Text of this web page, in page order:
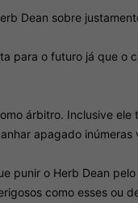
se for o Aspinall, que é pra
Dean sobre
para o futuro já que o
árbitro. Inclusive
apagado inúmeras
punir o Herb Dean
como esses ou